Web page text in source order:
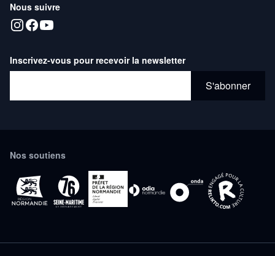
Nous suivre
Inscrivez-vous pour recevoir la newsletter
Nos soutiens